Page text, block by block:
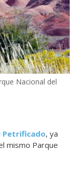
Nacional del
Petrificado, ya
mismo Parque